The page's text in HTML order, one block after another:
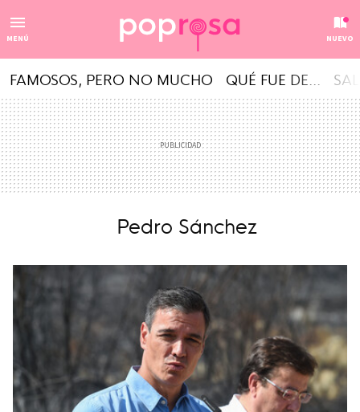
MENÚ NUEVO
FAMOSOS, PERO NO MUCHO QUÉ FUE DE...
Pedro Sánchez